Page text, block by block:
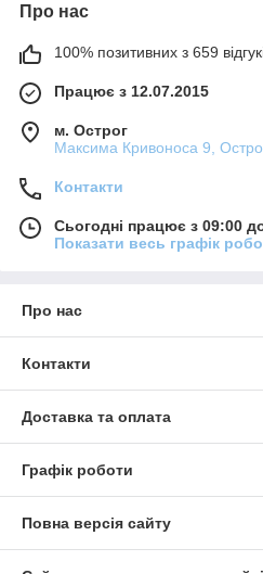
Про нас
100% позитивних з 659
Працює з 12.07.2015
м. Острог
Максима Кривоноса 9,
Контакти
Сьогодні працює з 09:00
Показати весь графік
Про нас
Контакти
Доставка та оплата
Графік роботи
Повна версія сайту